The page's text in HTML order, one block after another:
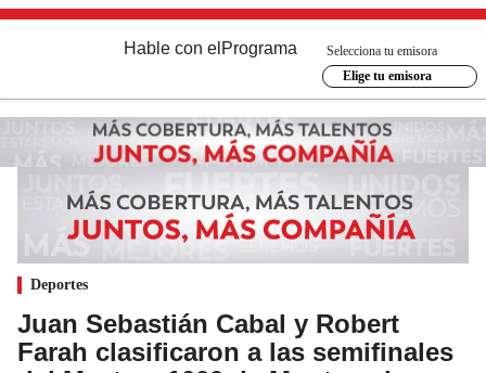
Hable con el Programa
Selecciona tu emisora
Elige tu emisora
Deportes
Juan Sebastián Cabal y Robert
Farah clasificaron a las semifinales